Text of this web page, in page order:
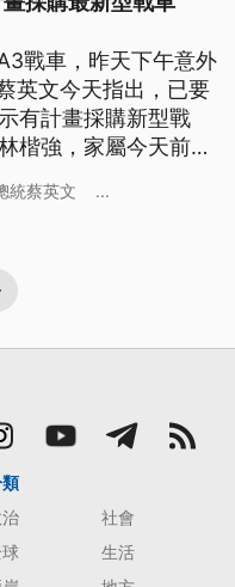
戰車，昨天下午意外
英文今天指出，已要
有計畫採購新型戰
楷強，家屬今天前往
起火，造成1死1傷。
統蔡英文 ...
社會
生活